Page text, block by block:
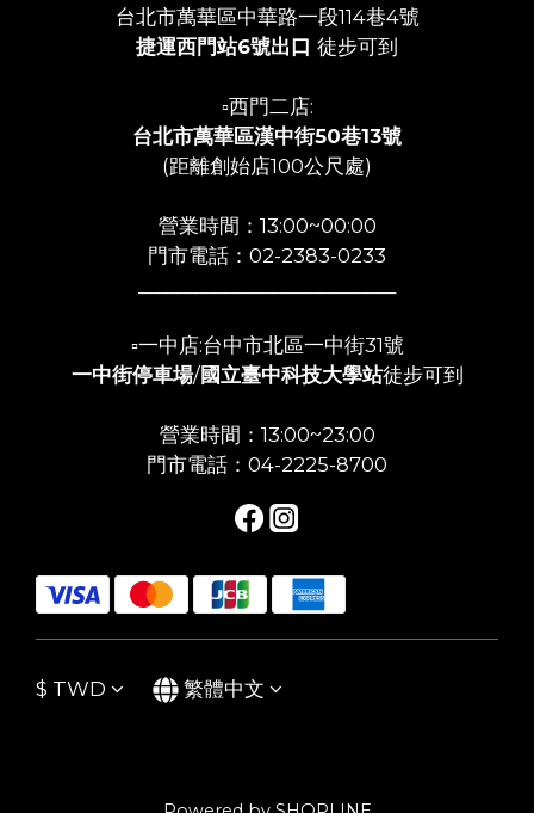
台北市萬華區中華路一段114巷4號
捷運西門站6號出口 徒步可到
▫️西門二店:
台北市萬華區漢中街50巷13號
(距離創始店100公尺處)
營業時間：13:00~00:00
門市電話：02-2383-0233
▫️一中店:台中市北區一中街31號
一中街停車場/國立臺中科技大學站徒步可到
營業時間：13:00~23:00
門市電話：04-2225-8700
$ TWD 繁體中文